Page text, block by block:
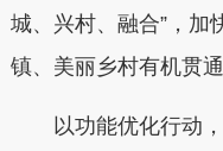
城、兴村、融合”，加
镇、美丽乡村有机贯通
以功能优化行动